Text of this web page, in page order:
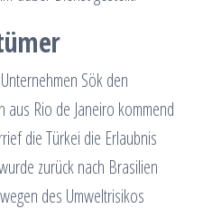
Sök den
aus Rio de Janeiro kommend
die Türkei die Erlaubnis
zurück nach Brasilien
des Umweltrisikos